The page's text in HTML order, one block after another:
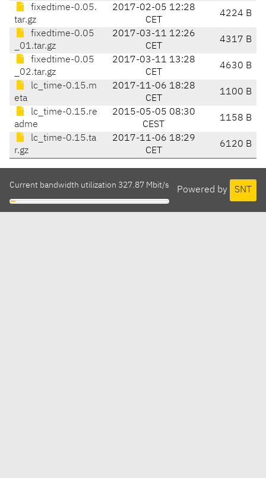
fixedtime-0.05.
tar.gz
2017-02-05 12:28
CET
4224 B
fixedtime-0.05
_01.tar.gz
2017-03-11 12:26
CET
4317 B
fixedtime-0.05
_02.tar.gz
2017-03-11 13:28
CET
4630 B
lc_time-0.15.m
eta
2017-11-06 18:28
CET
1100 B
lc_time-0.15.re
adme
2015-05-05 08:30
CEST
1158 B
lc_time-0.15.ta
r.gz
2017-11-06 18:29
CET
6120 B
Powered by SNT
Current bandwidth utilization 327.87 Mbit/s